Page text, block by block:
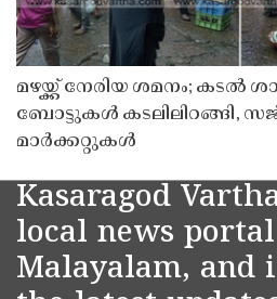
മഴയ്ക്ക് നേരിയ ശമനം; കടൽ
ബോട്ടുകൾ കടലിലിറങ്ങി,
മാർക്കറ്റുകൾ
Kasaragod
local news
Malayalam, and